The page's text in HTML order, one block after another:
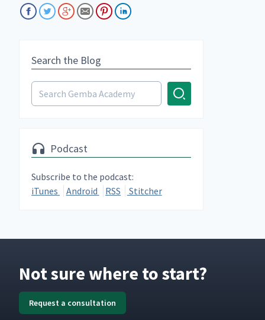
Search the Blog
Podcast
Subscribe to the podcast:
iTunes
Android RSS Stitcher
Not sure where to start?
Request a consultation